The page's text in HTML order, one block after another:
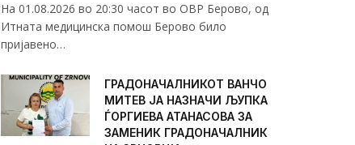
На 01.08.2026 во 20:30 часот во ОВР Берово, од
Итната медицинска помош Берово било
пријавено…
ГРАДОНАЧАЛНИКОТ ВАНЧО
МИТЕВ ЈА НАЗНАЧИ ЉУПКА
ЃОРГИЕВА АТАНАСОВА ЗА
ЗАМЕНИК ГРАДОНАЧАЛНИК